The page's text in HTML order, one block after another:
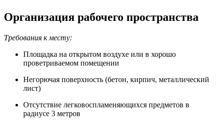
Организация рабочего пространства
Требования к месту:
Площадка на открытом воздухе или в хорошо
проветриваемом помещении
Негорючая поверхность (бетон, кирпич, металлический
лист)
Отсутствие легковоспламеняющихся предметов в
радиусе 3 метров